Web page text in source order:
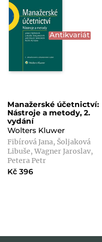
Antikvariát
Manažerské účetnictví:
Nástroje a metody, 2.
vydání
Wolters Kluwer
Fibírová Jana, Šoljaková
Libuše, Wagner Jaroslav,
Petera Petr
Kč 396